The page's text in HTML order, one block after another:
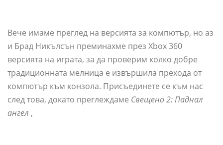
Вече имаме преглед на версията за компютър, но аз
и Брад Никълсън преминахме през Xbox 360
версията на играта, за да проверим колко добре
традиционната мелница е извършила прехода от
компютър към конзола. Присъединете се към нас
след това, докато преглеждаме Свещено 2: Паднал
ангел ,